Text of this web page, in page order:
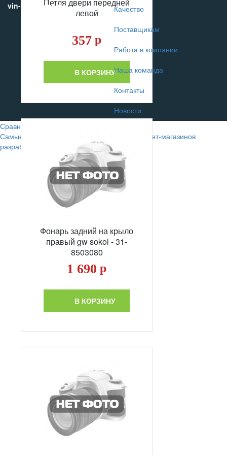
левой
357 р
В КОРЗИНУ
Фонарь задний на крыло
правый gw sokol - 31-
8503080
1 690 р
В КОРЗИНУ
vin-motors.com
Качество
Поставщикам
Работа в компании
Наша команда
Контакты
Новости
Сравнение
Самые лучшие сайты автомобильных интернет-магазинов
разрабатывают в